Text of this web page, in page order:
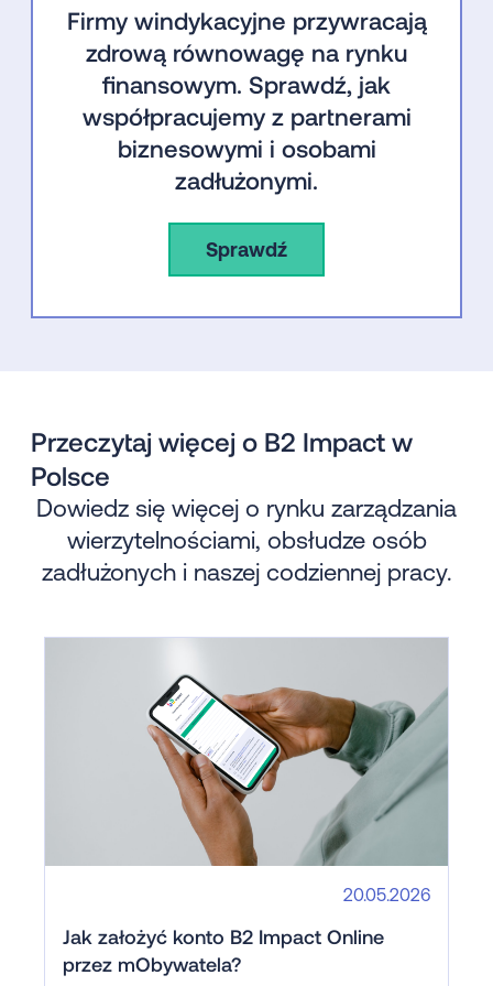
Firmy windykacyjne przywracają
zdrową równowagę na rynku
finansowym. Sprawdź, jak
współpracujemy z partnerami
biznesowymi i osobami
zadłużonymi.
Sprawdź
Przeczytaj więcej o B2 Impact w
Polsce
Dowiedz się więcej o rynku zarządzania
wierzytelnościami, obsłudze osób
zadłużonych i naszej codziennej pracy.
20.05.2026
Jak założyć konto B2 Impact Online
przez mObywatela?